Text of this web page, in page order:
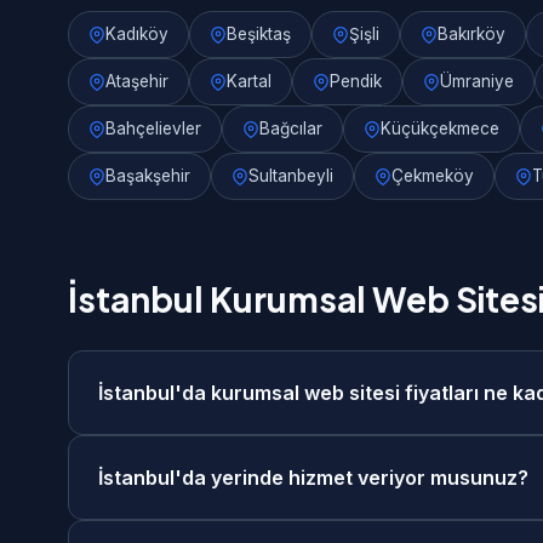
Kadıköy Beşiktaş Şişli Bakırköy
Ataşehir Kartal Pendik Ümraniye
Bahçelievler Bağcılar Küçükçekmece
Başakşehir Sultanbeyli Çekmeköy
İstanbul Kurumsal Web
İstanbul'da kurumsal web sitesi fiyatları ne
göre ücretsiz keşif görüşmesi sonrasında size
mevcuttur.
İstanbul'da yerinde hizmet veriyor musunuz?